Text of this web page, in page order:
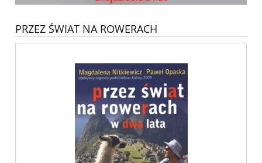
PRZEZ ŚWIAT NA ROWERACH